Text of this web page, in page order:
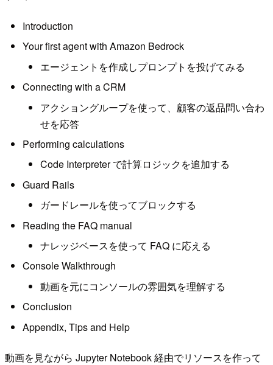
Introduction
Your first agent with Amazon Bedrock
エージェントを作成しプロンプトを投げてみる
Connecting with a CRM
アクショングループを使って、顧客の返品問い合わ
せを応答
Performing calculations
Code Interpreter で計算ロジックを追加する
Guard Rails
ガードレールを使ってブロックする
Reading the FAQ manual
ナレッジベースを使って FAQ に応える
Console Walkthrough
動画を元にコンソールの雰囲気を理解する
Conclusion
Appendix, Tips and Help
動画を見ながら Jupyter Notebook 経由でリソースを作って